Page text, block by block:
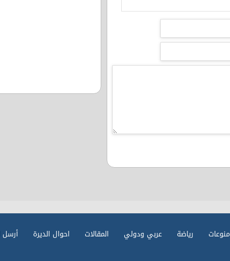
منوعات رياضة عربي ودولي المقالات احوال الديرة أرسل